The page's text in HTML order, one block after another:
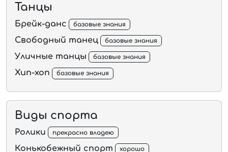
Танцы
Брейк-данс базовые знания
Свободный танец базовые знания
Уличные танцы базовые знания
Хип-хоп базовые знания
Виды спорта
Ролики прекрасно владею
Конькобежный спорт хорошо